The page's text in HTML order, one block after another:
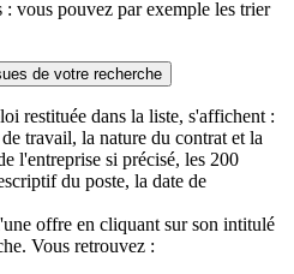
: vous pouvez par exemple les trier
de votre recherche
restituée dans la liste, s'affichent :
travail, la nature du contrat et la
l'entreprise si précisé, les 200
du poste, la date de
offre en cliquant sur son intitulé
Vous retrouvez :